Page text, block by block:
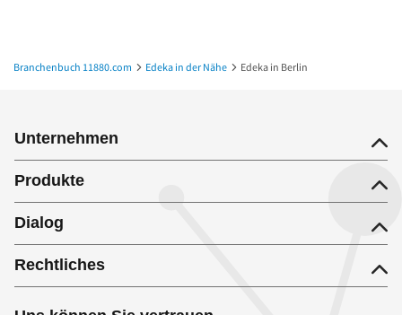
Branchenbuch 11880.com Edeka in der Nähe Edeka in Berlin
Unternehmen
Produkte
Dialog
Rechtliches